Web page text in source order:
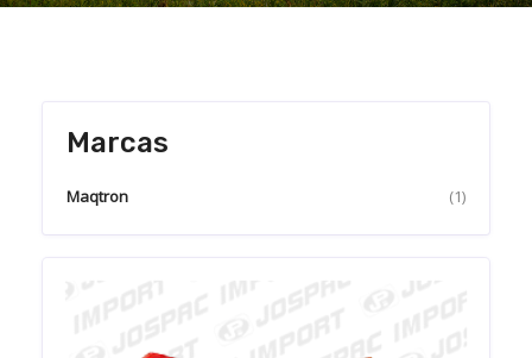
Marcas
Maqtron (1)